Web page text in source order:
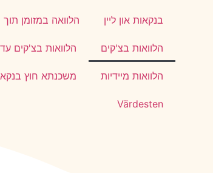
בנקאות און ליין הלוואה במזומן
הלוואות בצ'קים הלוואות בצ'קים
הלוואות מיידיות משכנתא חוץ
Värdesten